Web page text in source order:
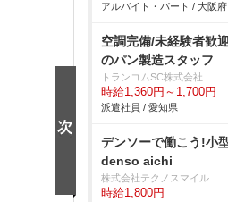
アルバイト・パート / 大阪府
空調完備/未経験者歓
のパン製造スタッフ
トランコムSC株式会社
時給1,360円～1,700円
派遣社員 / 愛知県
デンソーで働こう!小
denso aichi
株式会社テクノスマイル
時給1,800円